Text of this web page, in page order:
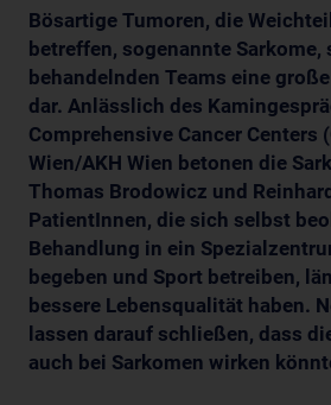
Bösartige Tumoren, die
betreffen, sogenannte
behandelnden Teams eine
dar. Anlässlich des
Comprehensive Cancer Centers
Wien/AKH Wien betonen die
Thomas Brodowicz und
PatientInnen, die sich selbst
Behandlung in ein
begeben und Sport betreiben,
bessere Lebensqualität haben.
lassen darauf schließen, dass
auch bei Sarkomen wirken